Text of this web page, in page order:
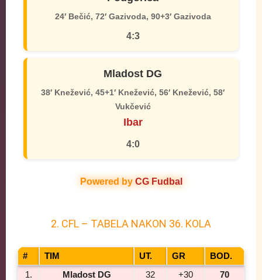
24′ Bečić, 72′ Gazivoda, 90+3′ Gazivoda
4:3
Mladost DG
38′ Knežević, 45+1′ Knežević, 56′ Knežević, 58′
Vukčević
Ibar
4:0
Powered by CG Fudbal
2. CFL – TABELA NAKON 36. KOLA
# TIM UT. GR
BOD.
1.
Mladost DG 32 +30
70